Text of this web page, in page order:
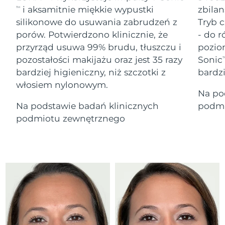
TM
i aksamitnie miękkie wypustki
silikonowe do usuwania zabrudzeń z
porów. Potwierdzono klinicznie, że
przyrząd usuwa 99% brudu, tłuszczu i
pozostałości makijażu oraz jest 35 razy
bardziej higieniczny, niż szczotki z
włosiem nylonowym.
Na podstawie badań klinicznych
podmiotu zewnętrznego
Tryb
- do
Sonic
Na
All revitalizing eye massagers
Advanced pore care essentials
Serum
For healthy hair
issa™ Teeth Whitening Gel
18% PAP
Kosmetyki Mężczyźni
Kupuj
Gibraltar
8/12/26
Grecja
Oczekiwany czas dostawy
8/8/26
SRA Hongkong
(Chiny)
Oczekiwany czas dostawy
8/9/26
Oczekiwany czas dostawy
Irlandia
Oczekiwany czas dostawy
8/8/26
Wyspa Man
Oczekiwany czas dostawy
8/10/26